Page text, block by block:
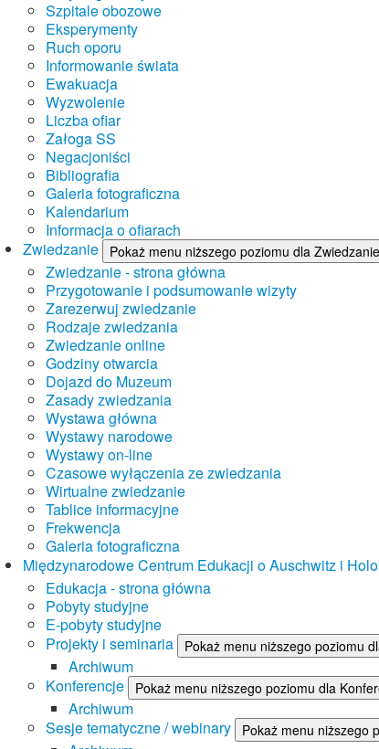
Szpitale obozowe
Eksperymenty
Ruch oporu
Informowanie świata
Ewakuacja
Wyzwolenie
Liczba ofiar
Załoga SS
Negacjoniści
Bibliografia
Galeria fotograficzna
Kalendarium
Informacja o ofiarach
Zwiedzanie
Pokaż menu niższego poziomu dla Zwiedzanie
Zwiedzanie - strona główna
Przygotowanie i podsumowanie wizyty
Zarezerwuj zwiedzanie
Rodzaje zwiedzania
Zwiedzanie online
Godziny otwarcia
Dojazd do Muzeum
Zasady zwiedzania
Wystawa główna
Wystawy narodowe
Wystawy on-line
Czasowe wyłączenia ze zwiedzania
Wirtualne zwiedzanie
Tablice informacyjne
Frekwencja
Galeria fotograficzna
Międzynarodowe Centrum Edukacji o Auschwitz i
Edukacja - strona główna
Pobyty studyjne
E-pobyty studyjne
Projekty i seminaria
Pokaż menu niższego poziomu
Archiwum
Konferencje
Pokaż menu niższego poziomu dla
Archiwum
Sesje tematyczne / webinary
Pokaż menu niższego